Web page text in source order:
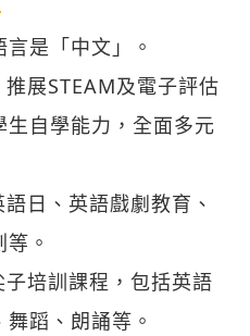
言是「中文」。
展STEAM及電子評估
自學能力，全面多元
日、英語戲劇教育、
等。
培訓課程，包括英語
蹈、朗誦等。